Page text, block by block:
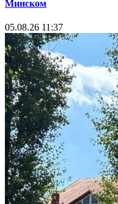
Минском
05.08.26 11:37